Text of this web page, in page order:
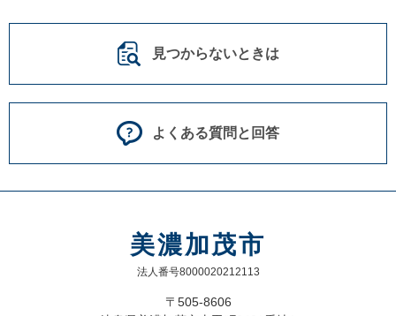
見つからないときは
よくある質問と回答
美濃加茂市
法人番号8000020212113
〒505-8606